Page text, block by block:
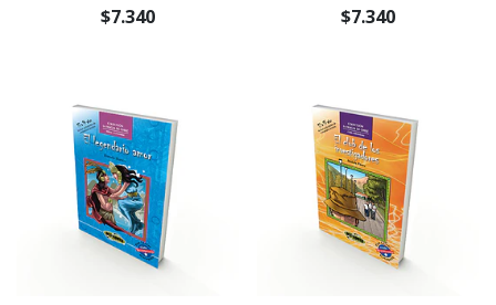
$7.340
$7.340